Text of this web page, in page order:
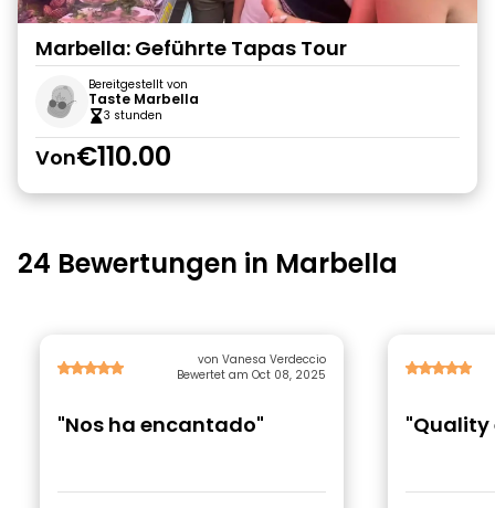
Marbella: Geführte Tapas Tour
Bereitgestellt von
Taste Marbella
3 stunden
Von€110.00
24 Bewertungen in Marbella
von Vanesa Verdeccio
Bewertet am Oct 08, 2025
"Nos ha encantado" "Quality